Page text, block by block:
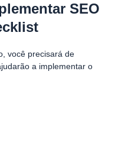
SEO
você precisará de
a implementar o